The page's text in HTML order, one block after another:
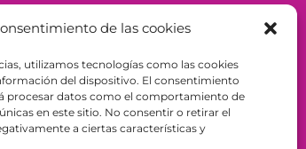
de las cookies
utilizamos tecnologías como las cookies
del dispositivo. El consentimiento
procesar datos como el comportamiento de
en este sitio. No consentir o retirar el
a ciertas características y